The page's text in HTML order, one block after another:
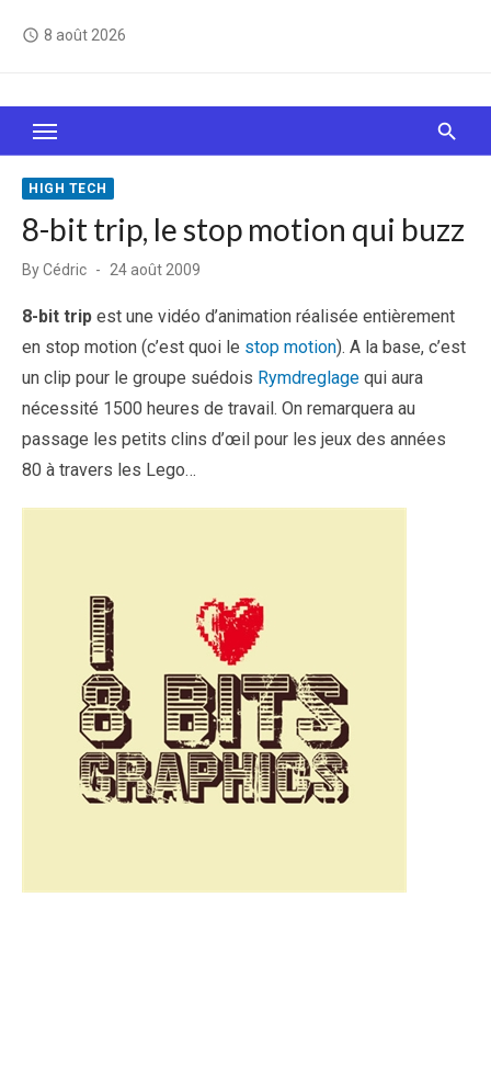
access_time 8 août 2026
Le Web, c'est comme une boîte de chocolats… On
sait jamais sur quoi on va tomber !
HIGH TECH
8-bit trip, le stop motion qui buzz
ByCédric
Posted
24 août 2009
8-bit trip est une vidéo d’animation réalisée entièrement
en stop motion (c’est quoi le stop motion). A la base, c’est
un clip pour le groupe suédois Rymdreglage qui aura
nécessité 1500 heures de travail. On remarquera au
passage les petits clins d’œil pour les jeux des années
80 à travers les Lego…